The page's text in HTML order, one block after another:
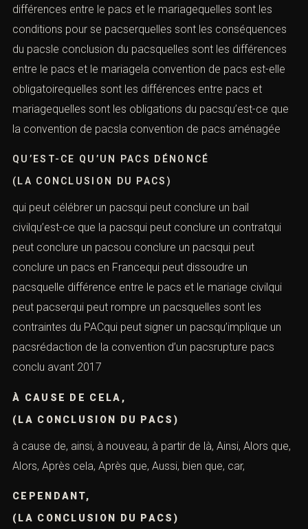
différences entre le pacs et le mariagequelles sont les
conditions pour se pacserquelles sont les conséquences
du pacsle conclusion du pacsquelles sont les différences
entre le pacs et le mariagela convention de pacs est-elle
obligatoirequelles sont les différences entre pacs et
mariagequelles sont les obligations du pacsqu’est-ce que
la convention de pacsla convention de pacs aménagée
QU’EST-CE QU’UN PACS DÉNONCÉ
(LA CONCLUSION DU PACS)
qui peut célébrer un pacsqui peut conclure un bail
civilqu’est-ce que la pacsqui peut conclure un contratqui
peut conclure un pacsou conclure un pacsqui peut
conclure un pacs en Francequi peut dissoudre un
pacsquelle différence entre le pacs et le mariage civilqui
peut pacserqui peut rompre un pacsquelles sont les
contraintes du PACqui peut signer un pacsqu’implique un
pacsrédaction de la convention d’un pacsrupture pacs
conclu avant 2017
À CAUSE DE CELA,
(LA CONCLUSION DU PACS)
à cause de, ainsi, à nouveau, à partir de là, Ainsi, Alors que,
Alors, Après cela, Après que, Aussi, bien que, car,
CEPENDANT,
(LA CONCLUSION DU PACS)